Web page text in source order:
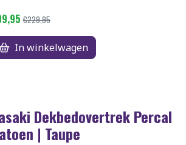
€229,95
In winkelwagen
Dekbedovertrek Percal
| Taupe